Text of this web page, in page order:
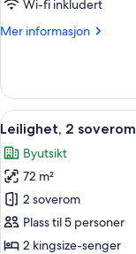
Wi-fi inkludert
Mer informasjon
Mer
1
soverom
Åpne
alle
bildene
av
Leilighet,
2
soverom
9
Leilighet, 2 soverom
Byutsikt
72 m²
2 soverom
Plass til 5 personer
2 kingsize-senger